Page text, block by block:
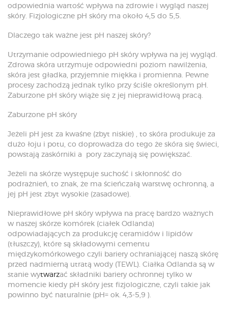
odpowiednia wartość wpływa na zdrowie i wygląd naszej
skóry. Fizjologiczne pH skóry ma około 4,5 do 5,5.
Dlaczego tak ważne jest pH naszej skóry?
Utrzymanie odpowiedniego pH skóry wpływa na jej wygląd.
Zdrowa skóra utrzymuje odpowiedni poziom nawilżenia,
skóra jest gładka, przyjemnie miękka i promienna. Pewne
procesy zachodzą jednak tylko przy ściśle określonym pH.
Zaburzone pH skóry wiąże się z jej nieprawidłową pracą.
Zaburzone pH skóry
Jeżeli pH jest za kwaśne (zbyt niskie) , to skóra produkuje za
dużo łoju i potu, co doprowadza do tego że skóra się świeci,
powstają zaskórniki a pory zaczynają się powiększać.
Jeżeli na skórze występuje suchość i skłonność do
podrażnień, to znak, że ma ścieńczałą warstwę ochronną, a
jej pH jest zbyt wysokie (zasadowe).
Nieprawidłowe pH skóry wpływa na pracę bardzo ważnych
w naszej skórze komórek (ciałek Odlanda)
odpowiadających za produkcję ceramidów i lipidów
(tłuszczy), które są składowymi cementu
międzykomórkowego czyli bariery ochraniającej naszą skórę
przed nadmierną utratą wody (TEWL). Ciałka Odlanda są w
stanie wytwarzać składniki bariery ochronnej tylko w
momencie kiedy pH skóry jest fizjologiczne, czyli takie jak
powinno być naturalnie (pH= ok. 4,3-5,9 ).